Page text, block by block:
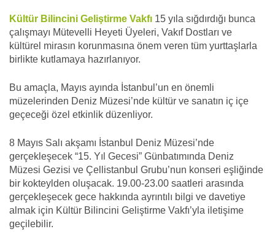
Kültür Bilincini Geliştirme Vakfı 15 yıla sığdırdığı bunca
çalışmayı Mütevelli Heyeti Üyeleri, Vakıf Dostları ve
kültürel mirasın korunmasına önem veren tüm yurttaşlarla
birlikte kutlamaya hazırlanıyor.
Bu amaçla, Mayıs ayında İstanbul’un en önemli
müzelerinden Deniz Müzesi’nde kültür ve sanatın iç içe
geçeceği özel etkinlik düzenliyor.
8 Mayıs Salı akşamı İstanbul Deniz Müzesi’nde
gerçekleşecek “15. Yıl Gecesi” Günbatımında Deniz
Müzesi Gezisi ve Çellistanbul Grubu’nun konseri eşliğinde
bir kokteylden oluşacak. 19.00-23.00 saatleri arasında
gerçekleşecek gece hakkında ayrıntılı bilgi ve davetiye
almak için Kültür Bilincini Geliştirme Vakfı’yla iletişime
geçilebilir.